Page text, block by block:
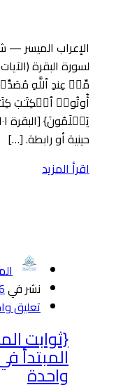
الإعراب الميسر —
مِّنۡ عِندِ ٱللَّهِ
أُوتُوا۟ ٱلۡكِتَـٰبَ
حينية أو رابطة. […]
اقرأ المزيد
نشر في26
تعليق
المبتدأ
واحدة